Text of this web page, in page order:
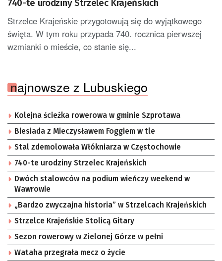
740-te urodziny Strzelec Krajeńskich
Strzelce Krajeńskie przygotowują się do wyjątkowego
święta. W tym roku przypada 740. rocznica pierwszej
wzmianki o mieście, co stanie się...
najnowsze z Lubuskiego
Kolejna ścieżka rowerowa w gminie Szprotawa
Biesiada z Mieczysławem Foggiem w tle
Stal zdemolowała Włókniarza w Częstochowie
740-te urodziny Strzelec Krajeńskich
Dwóch stalowców na podium wieńczy weekend w
Wawrowie
„Bardzo zwyczajna historia” w Strzelcach Krajeńskich
Strzelce Krajeńskie Stolicą Gitary
Sezon rowerowy w Zielonej Górze w pełni
Wataha przegrała mecz o życie